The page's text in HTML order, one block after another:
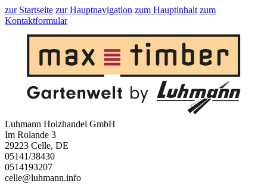
zur Startseite zur Hauptnavigation zum Hauptinhalt zum
Kontaktformular
Luhmann Holzhandel GmbH
Im Rolande 3
29223 Celle, DE
05141/38430
0514193207
celle@luhmann.info